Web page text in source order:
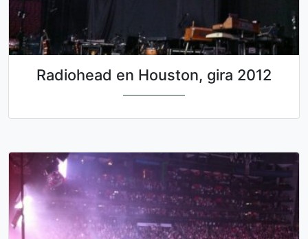
Radiohead en Houston, gira 2012